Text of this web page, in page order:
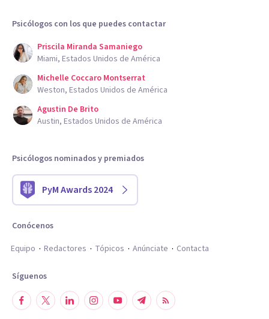
Psicólogos con los que puedes contactar
Priscila Miranda Samaniego
Miami, Estados Unidos de América
Michelle Coccaro Montserrat
Weston, Estados Unidos de América
Agustin De Brito
Austin, Estados Unidos de América
Psicólogos nominados y premiados
PyM Awards 2024
Conócenos
Equipo
Redactores Tópicos Anúnciate Contacta
Síguenos